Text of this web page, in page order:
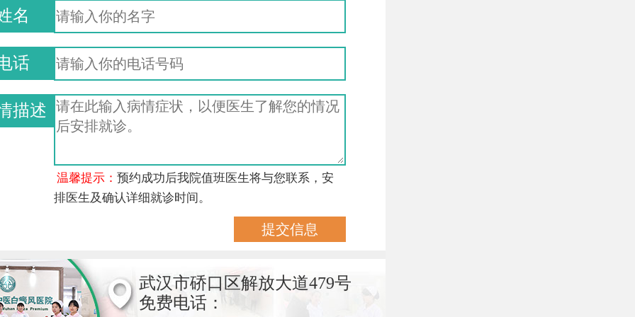
名
话
描述
温馨提示：预约成功后我院值班医生将与您联系，安
排医生及确认详细就诊时间。
武汉市硚口区解放大道479号
免费电话：